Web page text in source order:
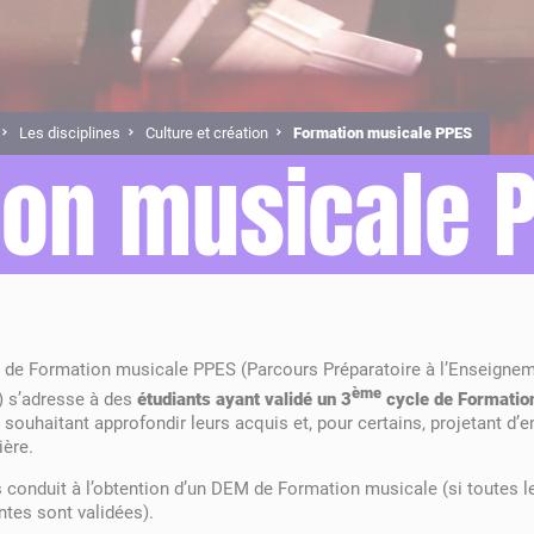
Organigramme
Soutenir le
Conservatoire
Les
Offres d'emploi Infos
Équipe et partenaires –
Théâtre
CPDN – Danse CPES –
Culture Chorégraphique Tenues
1er cycle – Musique 2ème
CPES – Musique
CHAM – Classes à
horaires aménagés
Musiques actuelles – Le
LABO
Culture
Musique de Chambre
Cycle découverte
Licence
Je suis déjà élève
démarches
Les disciplines Culture et création Formation musicale PPES
musicale
Formation musicale PPES (Parcours Préparatoire à
s’adresse à desétudiants ayant validé un 3ème cycle de
souhaitant approfondir leurs acquis et, pour certains, projetant
conduit à l’obtention d’un DEM de Formation musicale (si toutes
sont validées).